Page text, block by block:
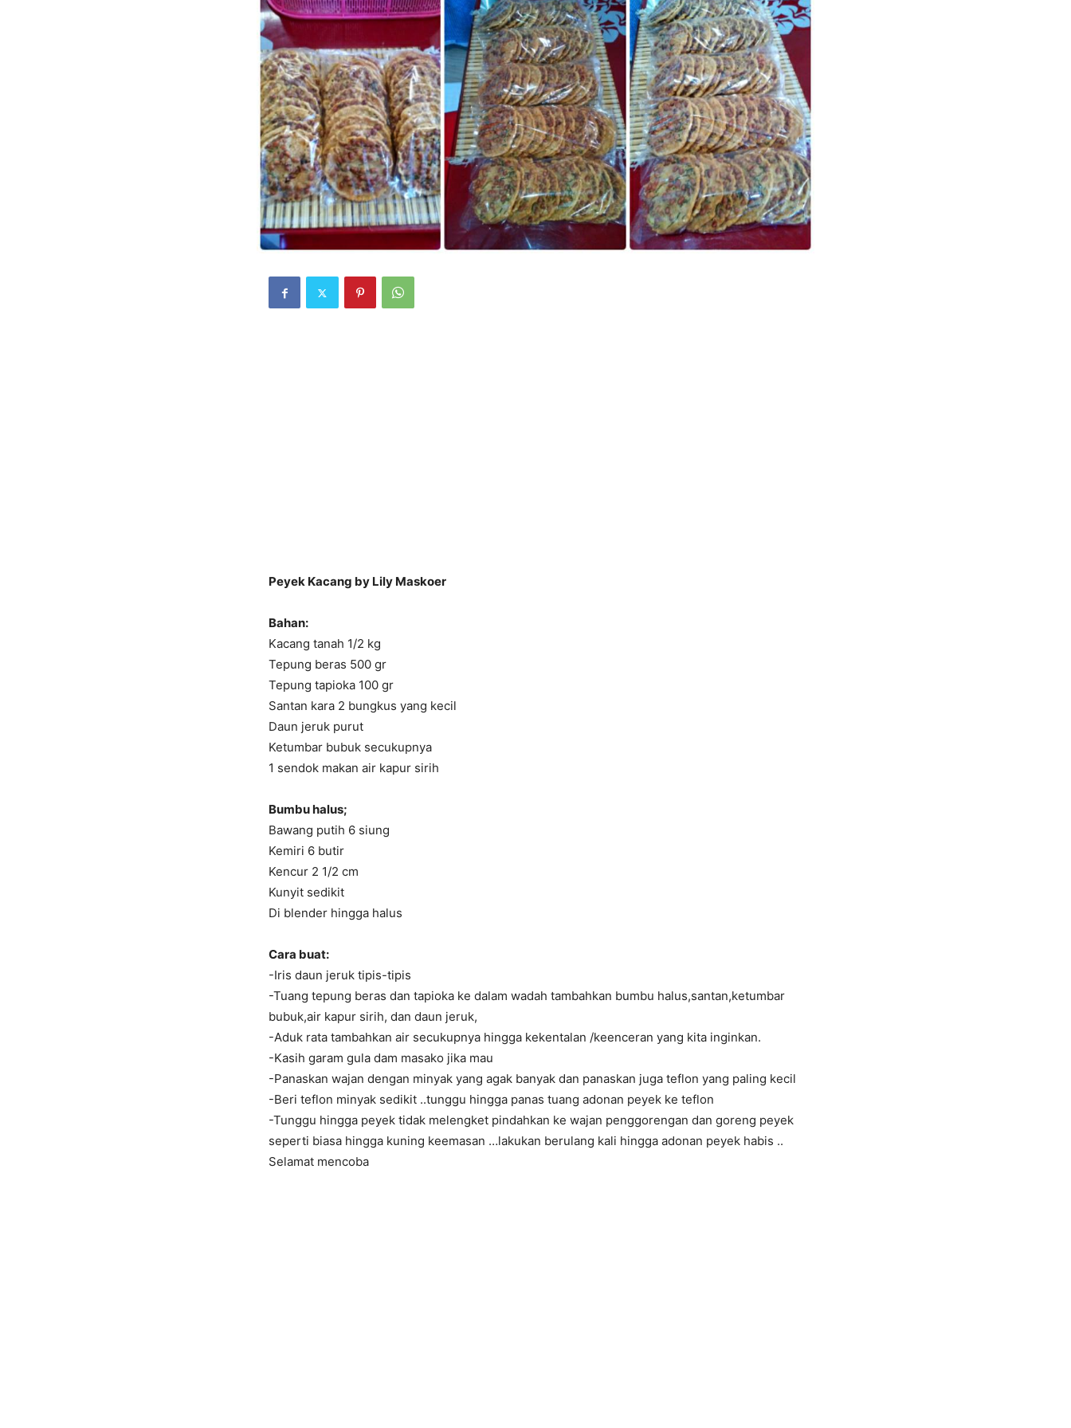
Peyek Kacang by Lily Maskoer
Bahan:
Kacang tanah 1/2 kg
Tepung beras 500 gr
Tepung tapioka 100 gr
Santan kara 2 bungkus yang kecil
Daun jeruk purut
Ketumbar bubuk secukupnya
1 sendok makan air kapur sirih
Bumbu halus;
Bawang putih 6 siung
Kemiri 6 butir
Kencur 2 1/2 cm
Kunyit sedikit
Di blender hingga halus
Cara buat:
-Iris daun jeruk tipis-tipis
-Tuang tepung beras dan tapioka ke dalam wadah tambahkan bumbu halus,santan,ketumbar
bubuk,air kapur sirih, dan daun jeruk,
-Aduk rata tambahkan air secukupnya hingga kekentalan /keenceran yang kita inginkan.
-Kasih garam gula dam masako jika mau
-Panaskan wajan dengan minyak yang agak banyak dan panaskan juga teflon yang paling kecil
-Beri teflon minyak sedikit ..tunggu hingga panas tuang adonan peyek ke teflon
-Tunggu hingga peyek tidak melengket pindahkan ke wajan penggorengan dan goreng peyek
seperti biasa hingga kuning keemasan …lakukan berulang kali hingga adonan peyek habis ..
Selamat mencoba